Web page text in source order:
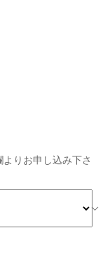
りお申し込み下さ